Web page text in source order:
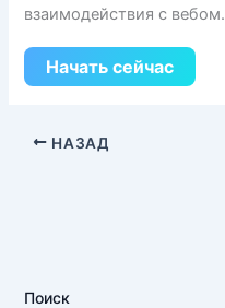
взаимодействия с вебом.
Начать сейчас
НАЗАД
Поиск